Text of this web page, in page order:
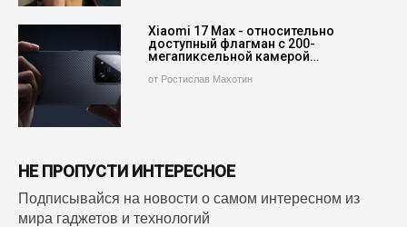
Xiaomi 17 Max - относительно
доступный флагман с 200-
мегапиксельной камерой…
от Ростислав Махотин
НЕ ПРОПУСТИ ИНТЕРЕСНОЕ
Подписывайся на новости о самом интересном из
мира гаджетов и технологий